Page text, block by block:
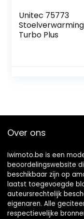
Unitec 75773
Stoelverwarming
Turbo Plus
Over ons
Iwimoto.be is een
beoordelingswebsite
beschikbaar zijn op
laatst toegevoegde
auteursrechtelijk
eigenaren. Alle
respectievelijke